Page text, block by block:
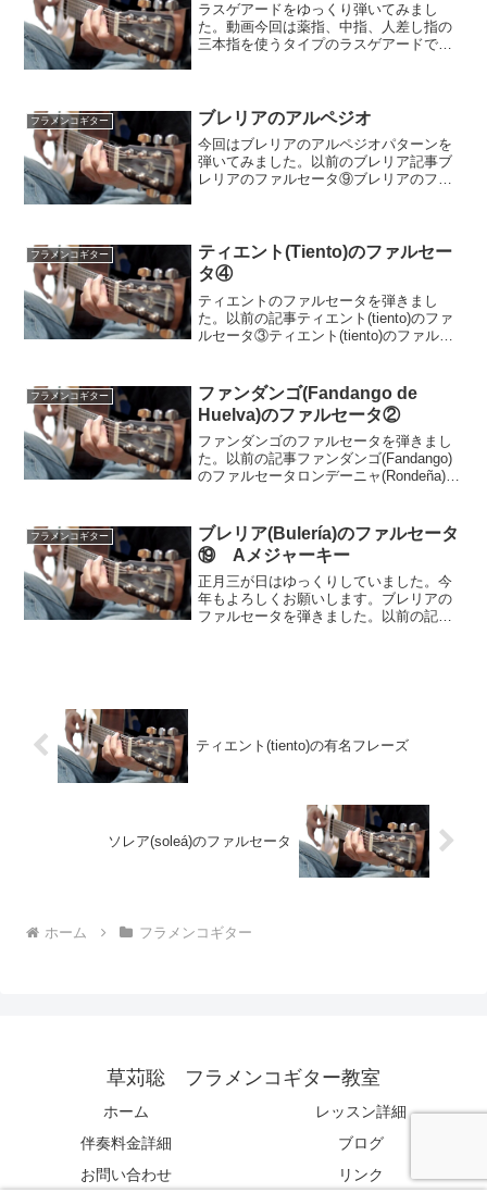
ラスゲアードをゆっくり弾いてみまし
た。動画今回は薬指、中指、人差し指の
三本指を使うタイプのラスゲアードで
分離して聴こえるように丁寧...
フラメンコギター ブレリアのアルペジオ
今回はブレリアのアルペジオパターンを
弾いてみました。以前のブレリア記事ブ
レリアのファルセータ⑨ブレリアのファ
はないのです...
フラメンコギター
ティエント(Tiento)のファルセー
タ④
ティエントのファルセータを弾きまし
た。以前の記事ティエント(tiento)のファ
ルセータ③ティエント(tiento)のファルセ
デ・ルシア(Paco De Lucia)...
フラメンコギター
ファンダンゴ(Fandango de
Huelva)のファルセータ②
ファンダンゴのファルセータを弾きまし
た。以前の記事ファンダンゴ(Fandango)
のファルセータロンデーニャ(Rondeña)の
ことの一番多いファンダンゴ・デ・ウエ
ルバ...
フラメンコギター
ブレリア(Bulería)のファルセータ
⑲ Aメジャーキー
正月三が日はゆっくりしていました。今
年もよろしくお願いします。ブレリアの
ファルセータを弾きました。以前の記事
ティエント(tiento)の有名フレーズ
ソレア(soleá)のファルセータ
ホーム フラメンコギター
草苅聡 フラメンコギター教室
ホーム
レッスン詳細
伴奏料金詳細
ブログ
お問い合わせ
リンク